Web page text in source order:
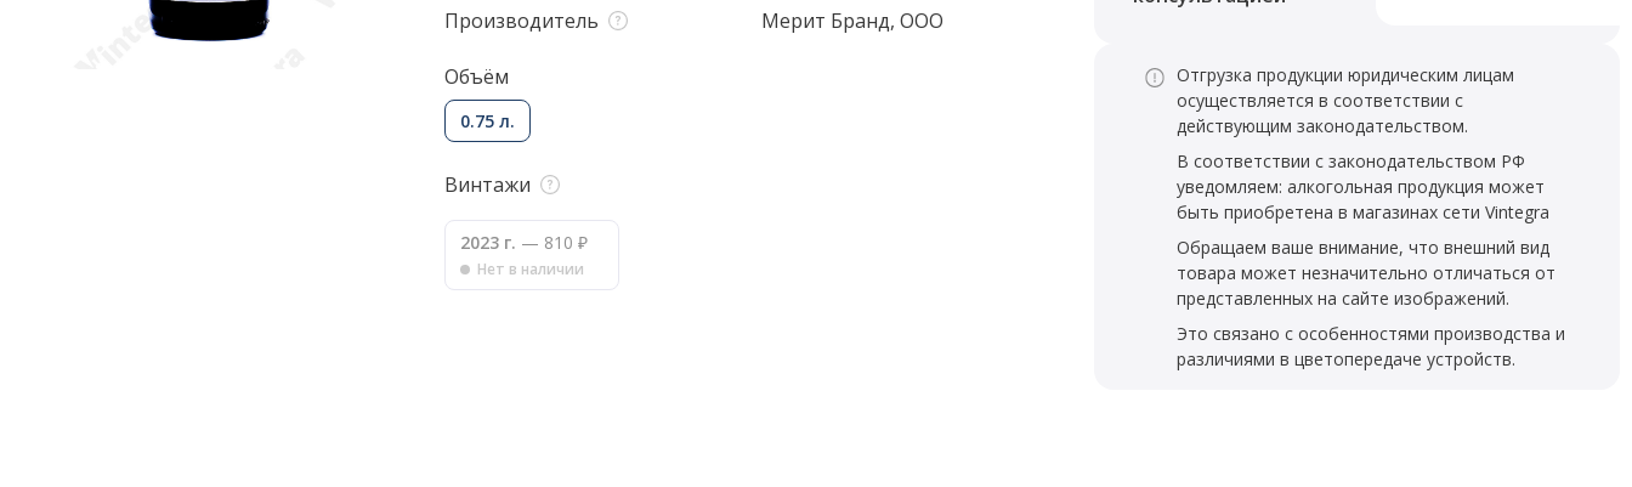
Производитель
Мерит Бранд, ООО
Объём
0.75 л.
Винтажи
2023 г. — 810 ₽
Нет в наличии
Отгрузка продукции юридическим лицам
осуществляется в соответствии с
действующим законодательством.
В соответствии с законодательством РФ
уведомляем: алкогольная продукция может
быть приобретена в магазинах сети Vintegra
Обращаем ваше внимание, что внешний вид
товара может незначительно отличаться от
представленных на сайте изображений.
Это связано с особенностями производства и
различиями в цветопередаче устройств.